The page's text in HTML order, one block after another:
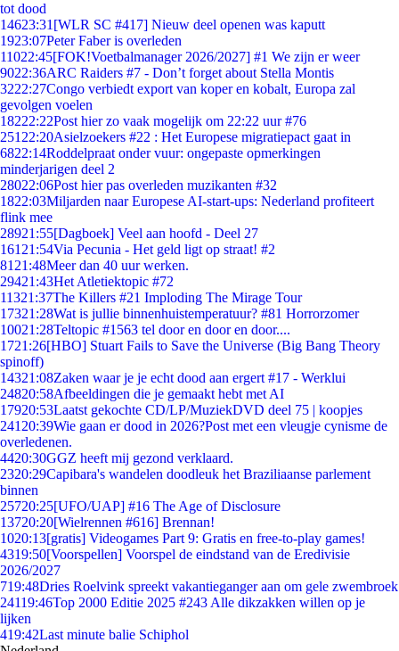
tot dood
14623:31 [WLR SC #417] Nieuw deel openen was kaputt
1923:07Peter Faber is overleden
11022:45[FOK!Voetbalmanager 2026/2027] #1 We zijn er weer
9022:36ARC Raiders #7 - Don’t forget about Stella Montis
3222:27Congo verbiedt export van koper en kobalt, Europa zal
gevolgen voelen
18222:22Post hier zo vaak mogelijk om 22:22 uur #76
251 22:20Asielzoekers #22 : Het Europese migratiepact gaat in
6822:14Roddelpraat onder vuur: ongepaste opmerkingen
minderjarigen deel 2
28022:06Post hier pas overleden muzikanten #32
1822:03Miljarden naar Europese AI-start-ups: Nederland profiteert
flink mee
28921:55[Dagboek] Veel aan hoofd - Deel 27
161 21:54Via Pecunia - Het geld ligt op straat! #2
81 21:48Meer dan 40 uur werken.
29421:43Het Atletiektopic #72
11321:37The Killers #21 Imploding The Mirage Tour
17321:28Wat is jullie binnenhuistemperatuur? #81 Horrorzomer
10021:28Teltopic #1563 tel door en door en door....
1721:26[HBO] Stuart Fails to Save the Universe (Big Bang Theory
spinoff)
14321:08Zaken waar je je echt dood aan ergert #17 - Werklui
24820:58Afbeeldingen die je gemaakt hebt met AI
17920:53Laatst gekochte CD/LP/MuziekDVD deel 75 | koopjes
241 20:39Wie gaan er dood in 2026?Post met een vleugje cynisme de
overledenen.
4420:30GGZ heeft mij gezond verklaard.
2320:29Capibara's wandelen doodleuk het Braziliaanse parlement
binnen
25720:25[UFO/UAP] #16 The Age of Disclosure
13720:20[Wielrennen #616] Brennan!
1020:13[gratis] Videogames Part 9: Gratis en free-to-play games!
4319:50[Voorspellen] Voorspel de eindstand van de Eredivisie
2026/2027
719:48Dries Roelvink spreekt vakantieganger aan om gele zwembroek
24119:46Top 2000 Editie 2025 #243 Alle dikzakken willen op je
lijken
419:42Last minute balie Schiphol